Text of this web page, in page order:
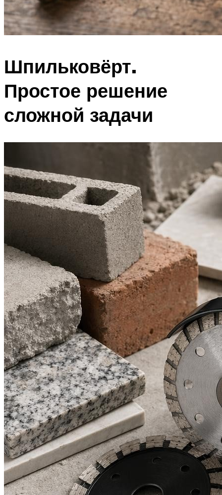
Шпильковёрт.
Простое решение
сложной задачи